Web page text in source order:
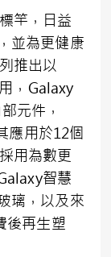
竿，日益
並為更健康
推出以
，Galaxy
元件，
應用於12個
用為數更
智慧
璃，以及來
後再生塑